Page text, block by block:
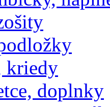
kriedy
doplnky